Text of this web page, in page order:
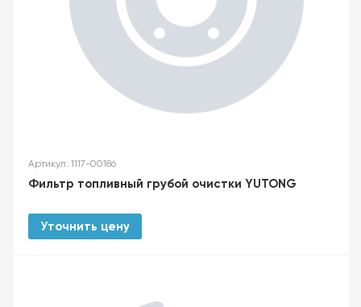
Артикул: 1117-00186
Фильтр топливный грубой очистки YUTONG
Уточнить цену